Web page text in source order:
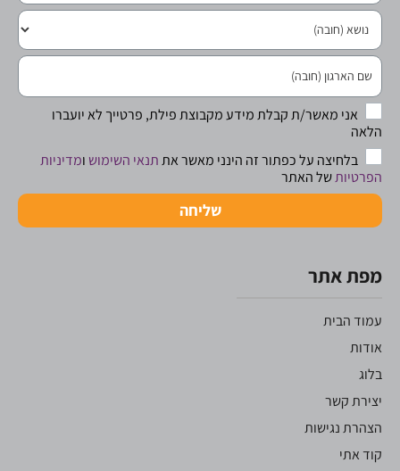
אני מאשר/ת קבלת מידע מקבוצת פילת, פרטייך לא יועברו
הלאה
בלחיצה על כפתור זה הינני מאשר אתתנאי השימוש ומדיניות
הפרטיותשל האתר
שליחה
מפת אתר
עמוד הבית
אודות
בלוג
יצירת קשר
הצהרת נגישות
קוד אתי